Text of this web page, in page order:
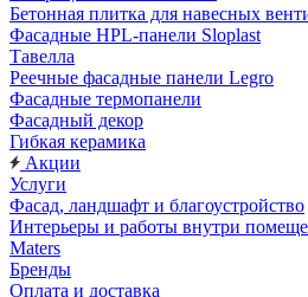
Бетонная плитка для навесных
Фасадные HPL-панели Sloplast
Тавелла
Реечные фасадные панели Legro
Фасадные термопанели
Фасадный декор
Гибкая керамика
Акции
Услуги
Фасад, ландшафт и благоустройство
Интерьеры и работы внутри
Maters
Бренды
Оплата и доставка